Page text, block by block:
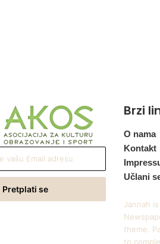
Brzi
O nama
Kontakt
Učlani
Jannah
theme.
to